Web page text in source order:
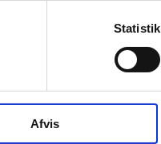
Statistik
Afvis